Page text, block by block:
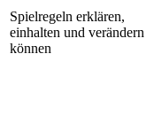
Spielregeln erklären,
einhalten und verändern
können